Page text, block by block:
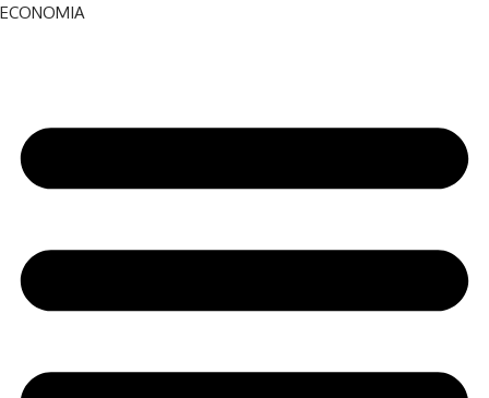
ECONOMIA